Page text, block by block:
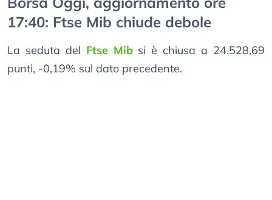
17:40: Ftse Mib chiude debole
La seduta del Ftse Mibsi è chiusa a 24.528,69
punti, -0,19% sul dato precedente.